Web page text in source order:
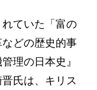
ていた「富の
どの歴史的事
理の日本史』
氏は、キリス